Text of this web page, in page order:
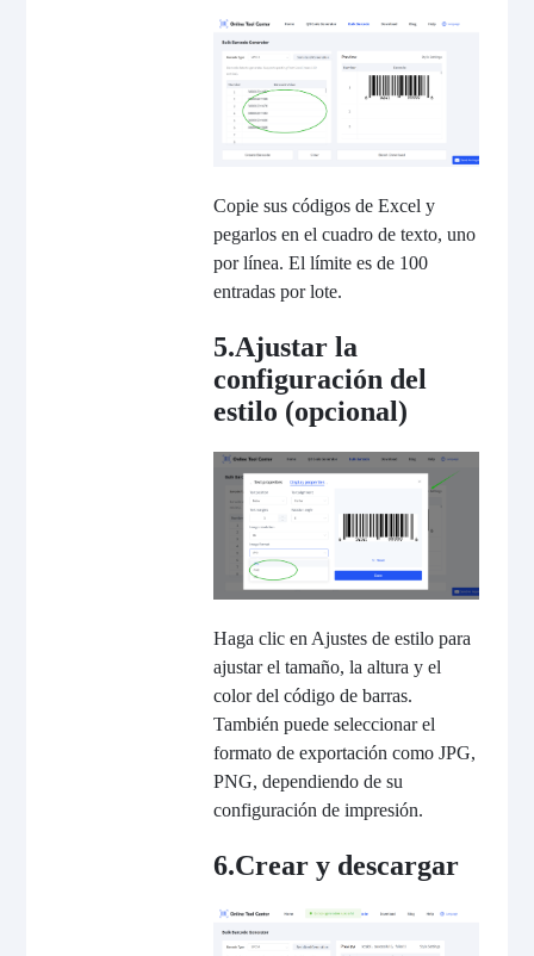
Copie sus códigos de Excel y
pegarlos en el cuadro de texto, uno
por línea. El límite es de 100
entradas por lote.
5.Ajustar la
configuración del
estilo (opcional)
Haga clic en Ajustes de estilo para
ajustar el tamaño, la altura y el
color del código de barras.
También puede seleccionar el
formato de exportación como JPG,
PNG, dependiendo de su
configuración de impresión.
6.Crear y descargar